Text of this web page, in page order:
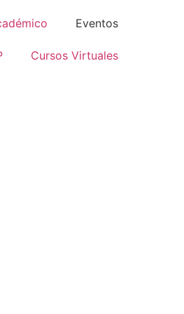
Eventos
Cursos Virtuales